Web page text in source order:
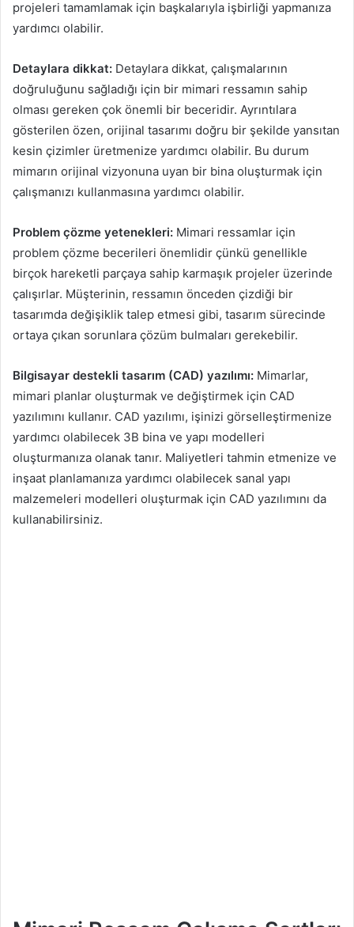
projeleri tamamlamak için başkalarıyla işbirliği yapmanıza
yardımcı olabilir.
Detaylara dikkat: Detaylara dikkat, çalışmalarının
doğruluğunu sağladığı için bir mimari ressamın sahip
olması gereken çok önemli bir beceridir. Ayrıntılara
gösterilen özen, orijinal tasarımı doğru bir şekilde yansıtan
kesin çizimler üretmenize yardımcı olabilir. Bu durum
mimarın orijinal vizyonuna uyan bir bina oluşturmak için
çalışmanızı kullanmasına yardımcı olabilir.
Problem çözme yetenekleri: Mimari ressamlar için
problem çözme becerileri önemlidir çünkü genellikle
birçok hareketli parçaya sahip karmaşık projeler üzerinde
çalışırlar. Müşterinin, ressamın önceden çizdiği bir
tasarımda değişiklik talep etmesi gibi, tasarım sürecinde
ortaya çıkan sorunlara çözüm bulmaları gerekebilir.
Bilgisayar destekli tasarım (CAD) yazılımı: Mimarlar,
mimari planlar oluşturmak ve değiştirmek için CAD
yazılımını kullanır. CAD yazılımı, işinizi görselleştirmenize
yardımcı olabilecek 3B bina ve yapı modelleri
oluşturmanıza olanak tanır. Maliyetleri tahmin etmenize ve
inşaat planlamanıza yardımcı olabilecek sanal yapı
malzemeleri modelleri oluşturmak için CAD yazılımını da
kullanabilirsiniz.